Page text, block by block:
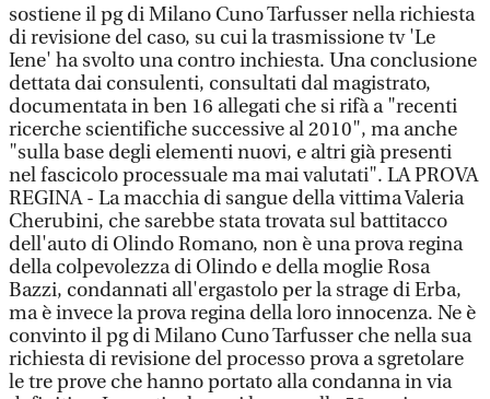
sostiene il pg di Milano Cuno Tarfusser nella richiesta
di revisione del caso, su cui la trasmissione tv 'Le
Iene' ha svolto una contro inchiesta. Una conclusione
dettata dai consulenti, consultati dal magistrato,
documentata in ben 16 allegati che si rifà a "recenti
ricerche scientifiche successive al 2010", ma anche
"sulla base degli elementi nuovi, e altri già presenti
nel fascicolo processuale ma mai valutati". LA PROVA
REGINA - La macchia di sangue della vittima Valeria
Cherubini, che sarebbe stata trovata sul battitacco
dell'auto di Olindo Romano, non è una prova regina
della colpevolezza di Olindo e della moglie Rosa
Bazzi, condannati all'ergastolo per la strage di Erba,
ma è invece la prova regina della loro innocenza. Ne è
convinto il pg di Milano Cuno Tarfusser che nella sua
richiesta di revisione del processo prova a sgretolare
le tre prove che hanno portato alla condanna in via